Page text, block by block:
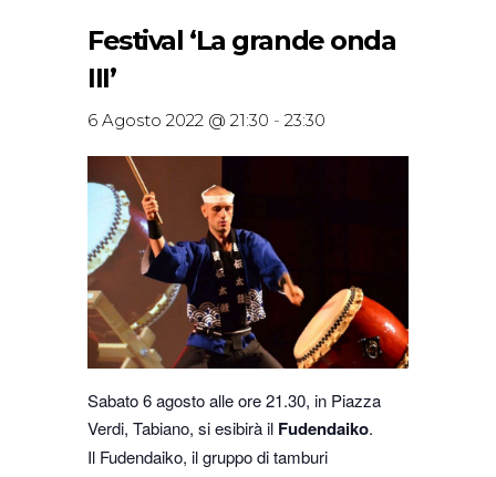
Festival ‘La grande onda
III’
6 Agosto 2022 @ 21:30 - 23:30
Sabato 6 agosto alle ore 21.30, in Piazza
Verdi, Tabiano, si esibirà il Fudendaiko.
Il Fudendaiko, il gruppo di tamburi